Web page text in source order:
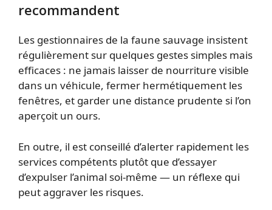
recommandent
Les gestionnaires de la faune sauvage insistent
régulièrement sur quelques gestes simples mais
efficaces : ne jamais laisser de nourriture visible
dans un véhicule, fermer hermétiquement les
fenêtres, et garder une distance prudente si l’on
aperçoit un ours.
En outre, il est conseillé d’alerter rapidement les
services compétents plutôt que d’essayer
d’expulser l’animal soi‑même — un réflexe qui
peut aggraver les risques.